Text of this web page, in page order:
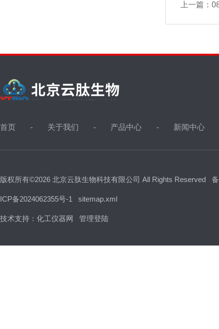
上一篇：
首页 关于我们 产品中心 新闻中心
版权所有©2026 北京云肽生物科技有限公司 All Rights Reserved
ICP备2024062355号-1 sitemap.xml
技术支持： 化工仪器网 管理登陆